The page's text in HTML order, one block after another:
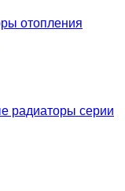
отопления
радиаторы серии